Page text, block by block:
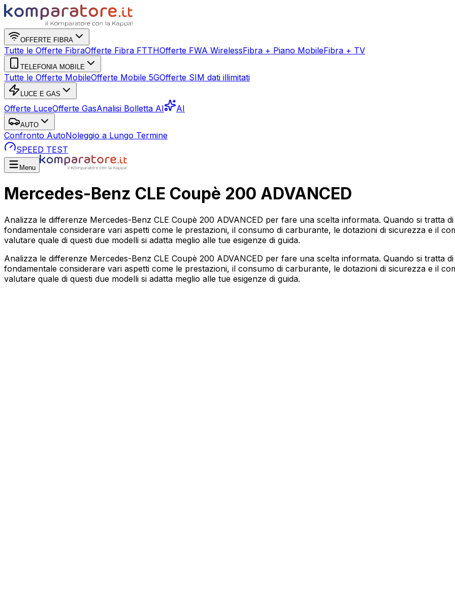
OFFERTE FIBRA
Tutte le Offerte FibraOfferte Fibra FTTHOfferte FWA WirelessFibra + Piano MobileFibra + TV
TELEFONIA MOBILE
Tutte le Offerte MobileOfferte Mobile 5GOfferte SIM dati illimitati
LUCE E GAS
Offerte LuceOfferte GasAnalisi Bolletta AI AI
AUTO
Confronto AutoNoleggio a Lungo Termine
SPEED TEST
Menu
Mercedes-Benz CLE Coupè 200 ADVANCED
Analizza le differenze Mercedes-Benz CLE Coupè 200 ADVANCED per fare una scelta informata. Quando si tratta
fondamentale considerare vari aspetti come le prestazioni, il consumo di carburante, le dotazioni di sicurezza e il
valutare quale di questi due modelli si adatta meglio alle tue esigenze di guida.
Analizza le differenze Mercedes-Benz CLE Coupè 200 ADVANCED per fare una scelta informata. Quando si tratta
fondamentale considerare vari aspetti come le prestazioni, il consumo di carburante, le dotazioni di sicurezza e il
valutare quale di questi due modelli si adatta meglio alle tue esigenze di guida.